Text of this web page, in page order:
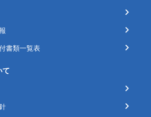
書類一覧表
て